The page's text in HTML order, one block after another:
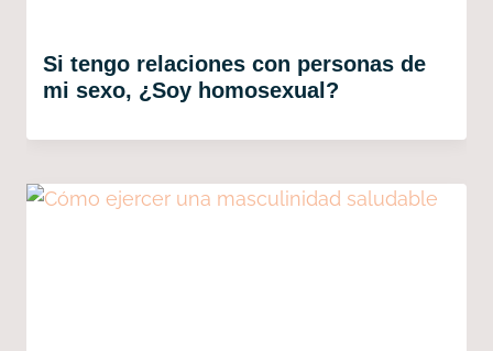
Si tengo relaciones con personas de
mi sexo, ¿Soy homosexual?